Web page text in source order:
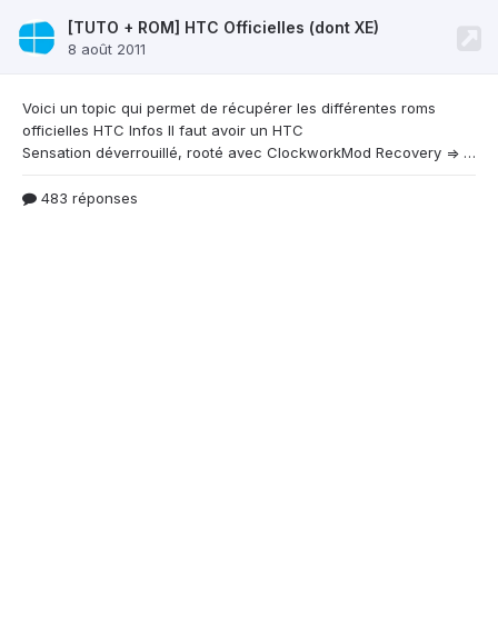
[TUTO + ROM] HTC Officielles (dont XE)
8 août 2011
Voici un topic qui permet de récupérer les différentes roms
officielles HTC Infos Il faut avoir un HTC
Sensation déverrouillé, rooté avec ClockworkMod Recovery => tuto ICI Afficher les fichiers cachés sous Windows : sur XP : Outils => Options des dossiers=> onglet Affichage => Afficher les fichiers et les dossiers sur Windows 7 : Organiser => Options des dossiers et de recherche => onglet Affichage => Afficher les fichiers, dossiers et lecteurs cachés Pa
483 réponses